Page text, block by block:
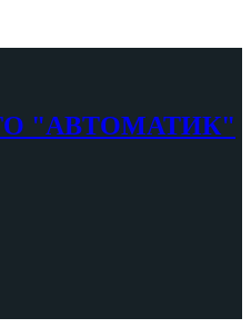
"АВТОМАТИК"